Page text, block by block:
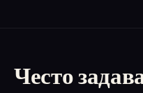
Често